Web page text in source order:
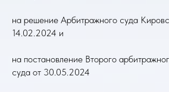
на решение Арбитражного суда
14.02.2024 и
на постановление Второго
суда от 30.05.2024